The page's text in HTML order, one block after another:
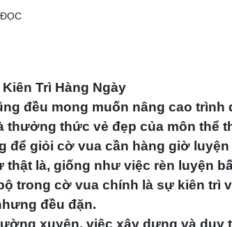
Trì Hàng Ngày
đều mong muốn nâng cao trình
thức vẻ đẹp của môn thể
để giỏi cờ vua cần hàng giờ luyện
thật là, giống như việc rèn luyện
trong cờ vua chính là sự kiên trì
đều đặn.